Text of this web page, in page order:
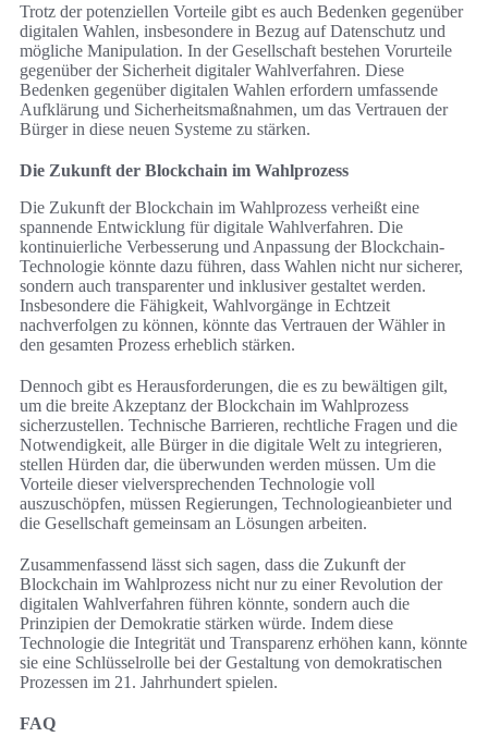
Trotz der potenziellen Vorteile gibt es auch Bedenken gegenüber
digitalen Wahlen, insbesondere in Bezug auf Datenschutz und
mögliche Manipulation. In der Gesellschaft bestehen Vorurteile
gegenüber der Sicherheit digitaler Wahlverfahren. Diese
Bedenken gegenüber digitalen Wahlen erfordern umfassende
Aufklärung und Sicherheitsmaßnahmen, um das Vertrauen der
Bürger in diese neuen Systeme zu stärken.
Die Zukunft der Blockchain im Wahlprozess
Die Zukunft der Blockchain im Wahlprozess verheißt eine
spannende Entwicklung für digitale Wahlverfahren. Die
kontinuierliche Verbesserung und Anpassung der Blockchain-
Technologie könnte dazu führen, dass Wahlen nicht nur sicherer,
sondern auch transparenter und inklusiver gestaltet werden.
Insbesondere die Fähigkeit, Wahlvorgänge in Echtzeit
nachverfolgen zu können, könnte das Vertrauen der Wähler in
den gesamten Prozess erheblich stärken.
Dennoch gibt es Herausforderungen, die es zu bewältigen gilt,
um die breite Akzeptanz der Blockchain im Wahlprozess
sicherzustellen. Technische Barrieren, rechtliche Fragen und die
Notwendigkeit, alle Bürger in die digitale Welt zu integrieren,
stellen Hürden dar, die überwunden werden müssen. Um die
Vorteile dieser vielversprechenden Technologie voll
auszuschöpfen, müssen Regierungen, Technologieanbieter und
die Gesellschaft gemeinsam an Lösungen arbeiten.
Zusammenfassend lässt sich sagen, dass die Zukunft der
Blockchain im Wahlprozess nicht nur zu einer Revolution der
digitalen Wahlverfahren führen könnte, sondern auch die
Prinzipien der Demokratie stärken würde. Indem diese
Technologie die Integrität und Transparenz erhöhen kann, könnte
sie eine Schlüsselrolle bei der Gestaltung von demokratischen
Prozessen im 21. Jahrhundert spielen.
FAQ